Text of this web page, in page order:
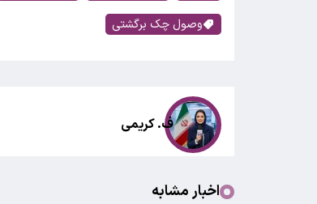
وصول چک برگشتی
ف. کریمی
اخبار مشابه